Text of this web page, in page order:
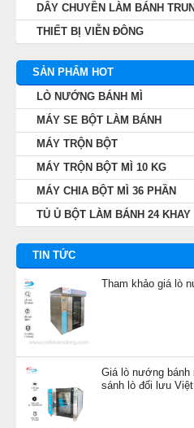
DÂY CHUYỀN LÀM BÁNH
THIẾT BỊ VIỄN ĐÔNG
SẢN PHẨM HOT
LÒ NƯỚNG BÁNH MÌ
MÁY SE BỘT LÀM BÁNH
MÁY TRỘN BỘT
MÁY TRỘN BỘT MÌ 10 KG
MÁY CHIA BỘT MÌ 36 PHẦN
TỦ Ủ BỘT LÀM BÁNH 24 KHAY
TIN TỨC
Tham khảo giá lò
Giá lò nướng bánh
sánh lò đối lưu